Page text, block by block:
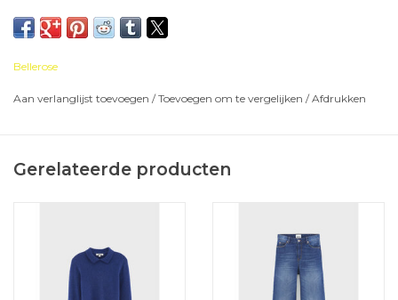
Bellerose
Aan verlanglijst toevoegen /Toevoegen om te vergelijken /Afdrukken
Gerelateerde producten